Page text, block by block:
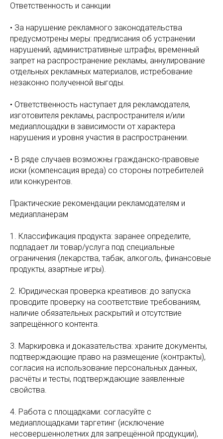
Ответственность и санкции
• За нарушение рекламного законодательства
предусмотрены меры: предписания об устранении
нарушений, административные штрафы, временный
запрет на распространение рекламы, аннулирование
отдельных рекламных материалов, истребование
незаконно полученной выгоды.
• Ответственность наступает для рекламодателя,
изготовителя рекламы, распространителя и/или
медиаплощадки в зависимости от характера
нарушения и уровня участия в распространении.
• В ряде случаев возможны гражданско-правовые
иски (компенсация вреда) со стороны потребителей
или конкурентов.
Практические рекомендации рекламодателям и
медиапланерам
1. Классификация продукта: заранее определите,
подпадает ли товар/услуга под специальные
ограничения (лекарства, табак, алкоголь, финансовые
продукты, азартные игры).
2. Юридическая проверка креативов: до запуска
проводите проверку на соответствие требованиям,
наличие обязательных раскрытий и отсутствие
запрещённого контента.
3. Маркировка и доказательства: храните документы,
подтверждающие право на размещение (контракты),
согласия на использование персональных данных,
расчёты и тесты, подтверждающие заявленные
свойства.
4. Работа с площадками: согласуйте с
медиаплощадками таргетинг (исключение
несовершеннолетних для запрещённой продукции),